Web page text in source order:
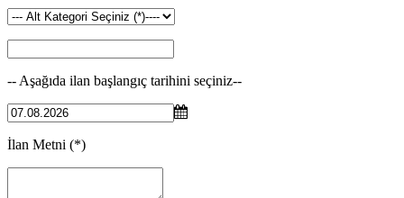
-- Aşağıda ilan başlangıç tarihini seçiniz--
İlan Metni (*)